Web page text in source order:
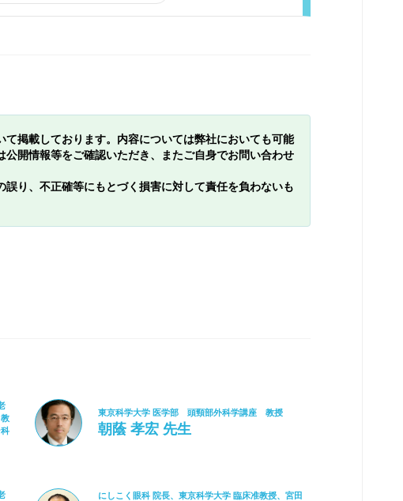
掲載しております。内容については弊社においても可能
開情報等をご確認いただき、またご自身でお問い合わせ
り、不正確等にもとづく損害に対して責任を負わないも
東京科学大学 医学部 頭頸部外科学講座 教授
朝蔭 孝宏 先生
にしこく眼科 院長、東京科学大学 臨床准教授、宮田